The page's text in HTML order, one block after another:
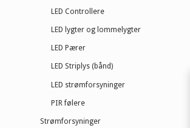
LED Controllere
LED lygter og lommelygter
LED Pærer
LED Striplys (bånd)
LED strømforsyninger
PIR følere
Strømforsyninger